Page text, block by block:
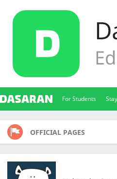
For Students
OFFICIAL PAGES